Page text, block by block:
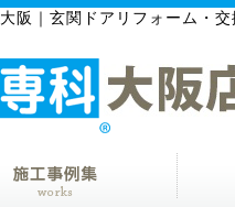
大阪｜玄関ドアリフォーム・